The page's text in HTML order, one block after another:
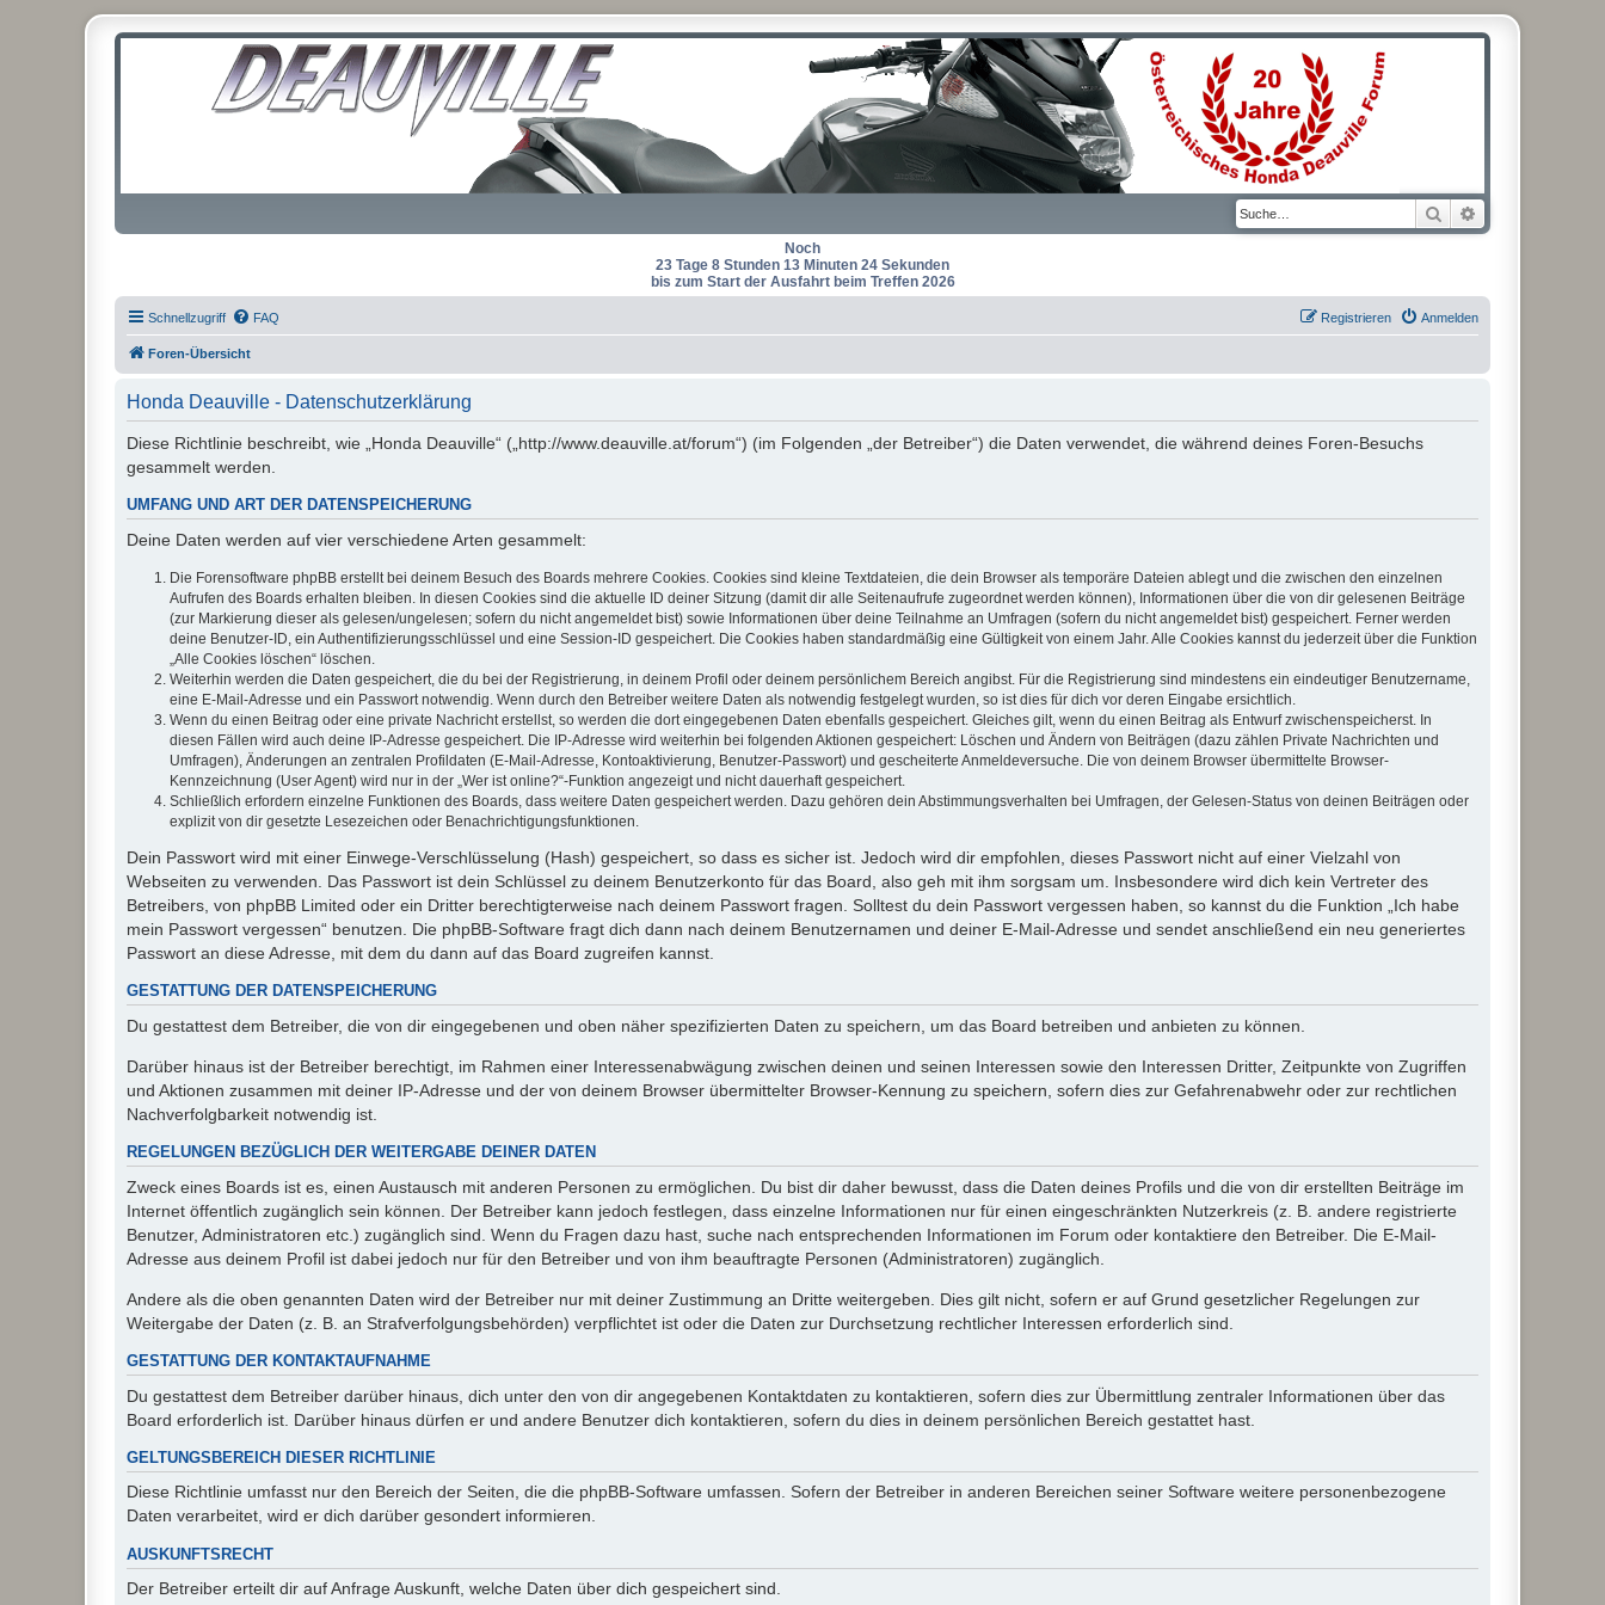
Suche
Noch
23 Tage 8 Stunden 13 Minuten 24 Sekunden
bis zum Start der Ausfahrt beim Treffen 2026
Schnellzugriff FAQ Anmelden
Registrieren
Foren-Übersicht
Honda Deauville - Datenschutzerklärung
Diese Richtlinie beschreibt, wie „Honda Deauville“ („http://www.deauville.at/forum“) (im Folgenden „der Betreiber“) die Daten verwendet, die während deines Foren-Besuchs
gesammelt werden.
UMFANG UND ART DER DATENSPEICHERUNG
Deine Daten werden auf vier verschiedene Arten gesammelt:
Die Forensoftware phpBB erstellt bei deinem Besuch des Boards mehrere Cookies. Cookies sind kleine Textdateien, die dein Browser als temporäre Dateien ablegt und die zwischen den einzelnen
Aufrufen des Boards erhalten bleiben. In diesen Cookies sind die aktuelle ID deiner Sitzung (damit dir alle Seitenaufrufe zugeordnet werden können), Informationen über die von dir gelesenen Beiträge
(zur Markierung dieser als gelesen/ungelesen; sofern du nicht angemeldet bist) sowie Informationen über deine Teilnahme an Umfragen (sofern du nicht angemeldet bist) gespeichert. Ferner werden
deine Benutzer-ID, ein Authentifizierungsschlüssel und eine Session-ID gespeichert. Die Cookies haben standardmäßig eine Gültigkeit von einem Jahr. Alle Cookies kannst du jederzeit über die Funktion
„Alle Cookies löschen“ löschen.
Weiterhin werden die Daten gespeichert, die du bei der Registrierung, in deinem Profil oder deinem persönlichem Bereich angibst. Für die Registrierung sind mindestens ein eindeutiger Benutzername,
eine E-Mail-Adresse und ein Passwort notwendig. Wenn durch den Betreiber weitere Daten als notwendig festgelegt wurden, so ist dies für dich vor deren Eingabe ersichtlich.
Wenn du einen Beitrag oder eine private Nachricht erstellst, so werden die dort eingegebenen Daten ebenfalls gespeichert. Gleiches gilt, wenn du einen Beitrag als Entwurf zwischenspeicherst. In
diesen Fällen wird auch deine IP-Adresse gespeichert. Die IP-Adresse wird weiterhin bei folgenden Aktionen gespeichert: Löschen und Ändern von Beiträgen (dazu zählen Private Nachrichten und
Umfragen), Änderungen an zentralen Profildaten (E-Mail-Adresse, Kontoaktivierung, Benutzer-Passwort) und gescheiterte Anmeldeversuche. Die von deinem Browser übermittelte Browser-
Kennzeichnung (User Agent) wird nur in der „Wer ist online?“-Funktion angezeigt und nicht dauerhaft gespeichert.
Schließlich erfordern einzelne Funktionen des Boards, dass weitere Daten gespeichert werden. Dazu gehören dein Abstimmungsverhalten bei Umfragen, der Gelesen-Status von deinen Beiträgen oder
explizit von dir gesetzte Lesezeichen oder Benachrichtigungsfunktionen.
Dein Passwort wird mit einer Einwege-Verschlüsselung (Hash) gespeichert, so dass es sicher ist. Jedoch wird dir empfohlen, dieses Passwort nicht auf einer Vielzahl von
Webseiten zu verwenden. Das Passwort ist dein Schlüssel zu deinem Benutzerkonto für das Board, also geh mit ihm sorgsam um. Insbesondere wird dich kein Vertreter des
Betreibers, von phpBB Limited oder ein Dritter berechtigterweise nach deinem Passwort fragen. Solltest du dein Passwort vergessen haben, so kannst du die Funktion „Ich habe
mein Passwort vergessen“ benutzen. Die phpBB-Software fragt dich dann nach deinem Benutzernamen und deiner E-Mail-Adresse und sendet anschließend ein neu generiertes
Passwort an diese Adresse, mit dem du dann auf das Board zugreifen kannst.
GESTATTUNG DER DATENSPEICHERUNG
Du gestattest dem Betreiber, die von dir eingegebenen und oben näher spezifizierten Daten zu speichern, um das Board betreiben und anbieten zu können.
Darüber hinaus ist der Betreiber berechtigt, im Rahmen einer Interessenabwägung zwischen deinen und seinen Interessen sowie den Interessen Dritter, Zeitpunkte von Zugriffen
und Aktionen zusammen mit deiner IP-Adresse und der von deinem Browser übermittelter Browser-Kennung zu speichern, sofern dies zur Gefahrenabwehr oder zur rechtlichen
Nachverfolgbarkeit notwendig ist.
REGELUNGEN BEZÜGLICH DER WEITERGABE DEINER DATEN
Zweck eines Boards ist es, einen Austausch mit anderen Personen zu ermöglichen. Du bist dir daher bewusst, dass die Daten deines Profils und die von dir erstellten Beiträge im
Internet öffentlich zugänglich sein können. Der Betreiber kann jedoch festlegen, dass einzelne Informationen nur für einen eingeschränkten Nutzerkreis (z. B. andere registrierte
Benutzer, Administratoren etc.) zugänglich sind. Wenn du Fragen dazu hast, suche nach entsprechenden Informationen im Forum oder kontaktiere den Betreiber. Die E-Mail-
Adresse aus deinem Profil ist dabei jedoch nur für den Betreiber und von ihm beauftragte Personen (Administratoren) zugänglich.
Andere als die oben genannten Daten wird der Betreiber nur mit deiner Zustimmung an Dritte weitergeben. Dies gilt nicht, sofern er auf Grund gesetzlicher Regelungen zur
Weitergabe der Daten (z. B. an Strafverfolgungsbehörden) verpflichtet ist oder die Daten zur Durchsetzung rechtlicher Interessen erforderlich sind.
GESTATTUNG DER KONTAKTAUFNAHME
Du gestattest dem Betreiber darüber hinaus, dich unter den von dir angegebenen Kontaktdaten zu kontaktieren, sofern dies zur Übermittlung zentraler Informationen über das
Board erforderlich ist. Darüber hinaus dürfen er und andere Benutzer dich kontaktieren, sofern du dies in deinem persönlichen Bereich gestattet hast.
GELTUNGSBEREICH DIESER RICHTLINIE
Diese Richtlinie umfasst nur den Bereich der Seiten, die die phpBB-Software umfassen. Sofern der Betreiber in anderen Bereichen seiner Software weitere personenbezogene
Daten verarbeitet, wird er dich darüber gesondert informieren.
AUSKUNFTSRECHT
Der Betreiber erteilt dir auf Anfrage Auskunft, welche Daten über dich gespeichert sind.